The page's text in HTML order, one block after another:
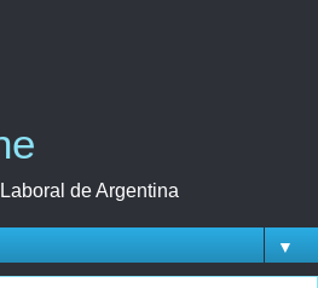
de Argentina
▼